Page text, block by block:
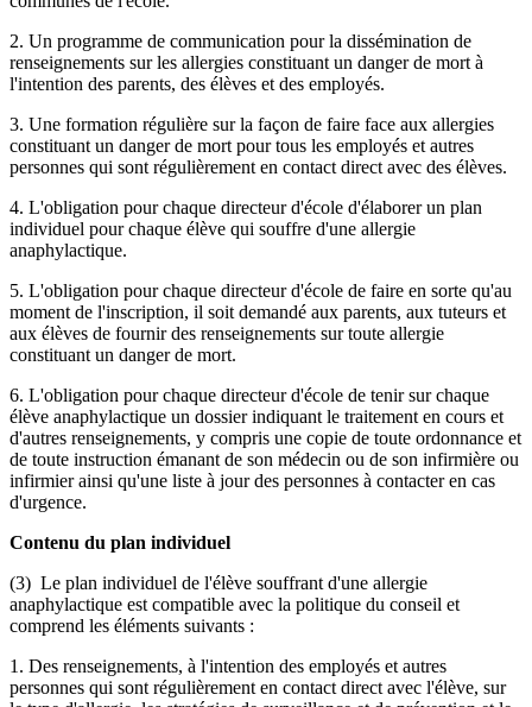
2. Un programme de communication pour la dissémination de
renseignements sur les allergies constituant un danger de mort à
l'intention des parents, des élèves et des employés.
3. Une formation régulière sur la façon de faire face aux allergies
constituant un danger de mort pour tous les employés et autres
personnes qui sont régulièrement en contact direct avec des élèves.
4. L'obligation pour chaque directeur d'école d'élaborer un plan
individuel pour chaque élève qui souffre d'une allergie
anaphylactique.
5. L'obligation pour chaque directeur d'école de faire en sorte qu'au
moment de l'inscription, il soit demandé aux parents, aux tuteurs et
aux élèves de fournir des renseignements sur toute allergie
constituant un danger de mort.
6. L'obligation pour chaque directeur d'école de tenir sur chaque
élève anaphylactique un dossier indiquant le traitement en cours et
d'autres renseignements, y compris une copie de toute ordonnance et
de toute instruction émanant de son médecin ou de son infirmière ou
infirmier ainsi qu'une liste à jour des personnes à contacter en cas
d'urgence.
Contenu du plan individuel
(3) Le plan individuel de l'élève souffrant d'une allergie
anaphylactique est compatible avec la politique du conseil et
comprend les éléments suivants :
1. Des renseignements, à l'intention des employés et autres
personnes qui sont régulièrement en contact direct avec l'élève, sur